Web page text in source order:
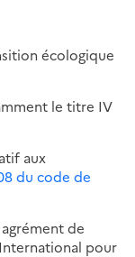
écologique
le titre IV
aux
du code de
de
pour